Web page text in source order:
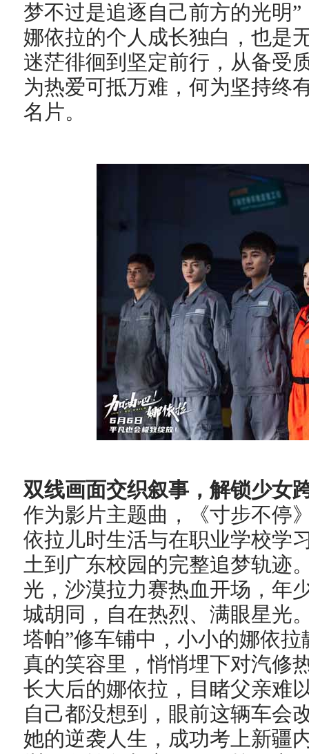
梦不过是追逐自己前方的光明
娜依拉的个人成长独白，也是
迷茫徘徊到坚定前行，从备受
为热爱可抵万难，何为坚持终
名片。
双线画面交织叙事 ， 解锁少女
作为影片主题曲，《寸步不停
依拉儿时生活与在职业学校学
土到广东校园的完整追梦轨迹
光，沙漠拉力赛热血开场，年
城胡同，自在热烈、满眼星光
塔帕”修车铺中，小小的娜依
真的笑容里，悄悄埋下对汽修
长大后的娜依拉，目睹父亲难
自己都没想到，眼前这辆车会
她的逆袭人生，成功考上新疆